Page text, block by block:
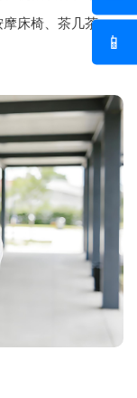
📱
床椅、茶几茶